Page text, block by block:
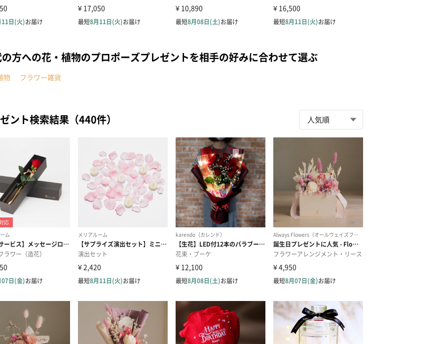
方への花・植物のプロポーズプレゼントを相手の好みに合わせて選ぶ
物 フラワー雑貨
ント検索結果（440件）